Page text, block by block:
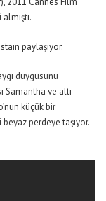
paylaşıyor.
duygusunu
Samantha ve altı
küçük bir
perdeye taşıyor.